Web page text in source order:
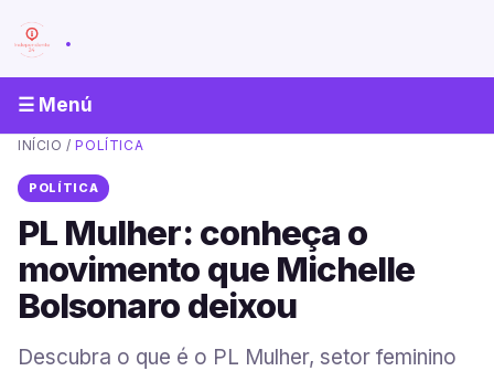
.
☰ Menú
INÍCIO /POLÍTICA
POLÍTICA
PL Mulher: conheça o
movimento que Michelle
Bolsonaro deixou
Descubra o que é o PL Mulher, setor feminino